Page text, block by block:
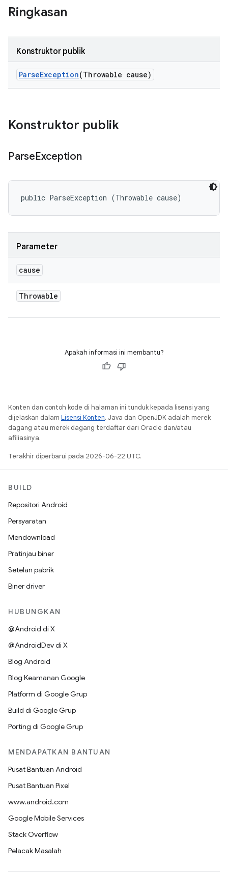
Ringkasan
Konstruktor publik
ParseException(Throwable cause)
Konstruktor publik
ParseException
public ParseException (Throwable cause)
Parameter
cause
Throwable
Apakah informasi ini membantu?
Konten dan contoh kode di halaman ini tunduk kepada lisensi yang
dijelaskan dalam Lisensi Konten. Java dan OpenJDK adalah merek
dagang atau merek dagang terdaftar dari Oracle dan/atau
afiliasinya.
Terakhir diperbarui pada 2026-06-22 UTC.
BUILD
Repositori Android
Persyaratan
Mendownload
Pratinjau biner
Setelan pabrik
Biner driver
HUBUNGKAN
@Android di X
@AndroidDev di X
Blog Android
Blog Keamanan Google
Platform di Google Grup
Build di Google Grup
Porting di Google Grup
MENDAPATKAN BANTUAN
Pusat Bantuan Android
Pusat Bantuan Pixel
www.android.com
Google Mobile Services
Stack Overflow
Pelacak Masalah